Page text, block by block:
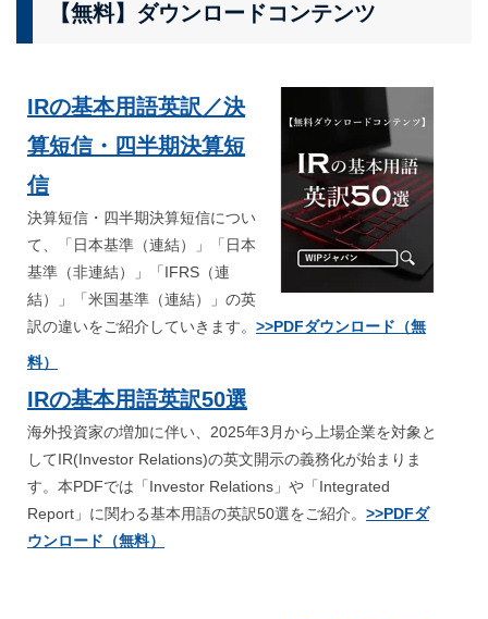
【無料】ダウンロードコンテンツ
IRの基本用語英訳／決
算短信・四半期決算短
信
決算短信・四半期決算短信につい
て、「日本基準（連結）」「日本
基準（非連結）」「IFRS（連
結）」「米国基準（連結）」の英
訳の違いをご紹介していきます。 >>PDFダウンロード（無
料）
IRの基本用語英訳50選
海外投資家の増加に伴い、2025年3月から上場企業を対象と
してIR(Investor Relations)の英文開示の義務化が始まりま
す。本PDFでは「Investor Relations」や「Integrated
Report」に関わる基本用語の英訳50選をご紹介。 >>PDFダ
ウンロード（無料）